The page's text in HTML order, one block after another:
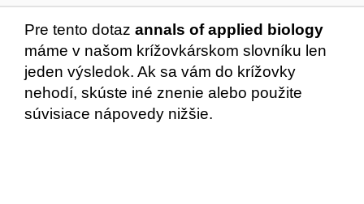
Pre tento dotaz annals of applied biology
máme v našom krížovkárskom slovníku len
jeden výsledok. Ak sa vám do krížovky
nehodí, skúste iné znenie alebo použite
súvisiace nápovedy nižšie.